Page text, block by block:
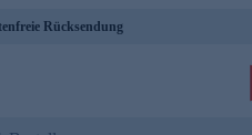
Rücksendung